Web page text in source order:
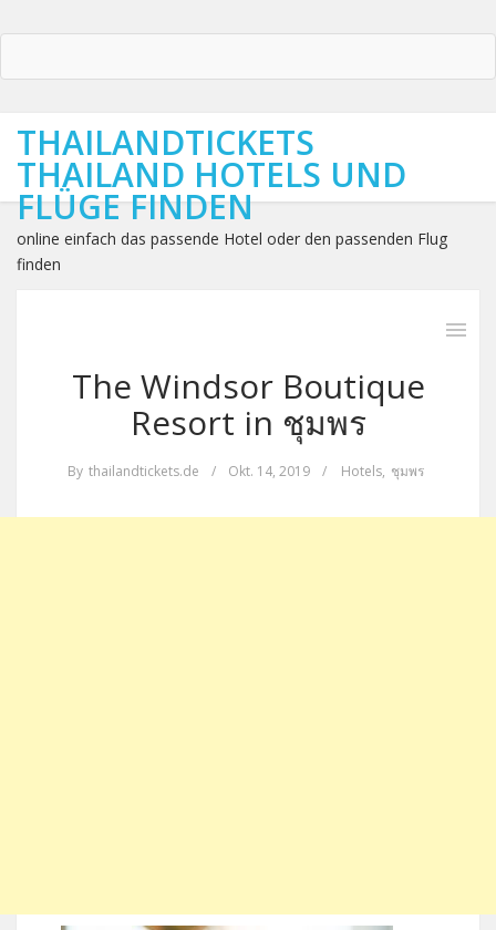
THAILANDTICKETS
THAILAND HOTELS UND
FLÜGE FINDEN
online einfach das passende Hotel oder den passenden Flug
finden
The Windsor Boutique
Resort in ชุมพร
By thailandtickets.de / Okt. 14, 2019 / Hotels, ชุมพร